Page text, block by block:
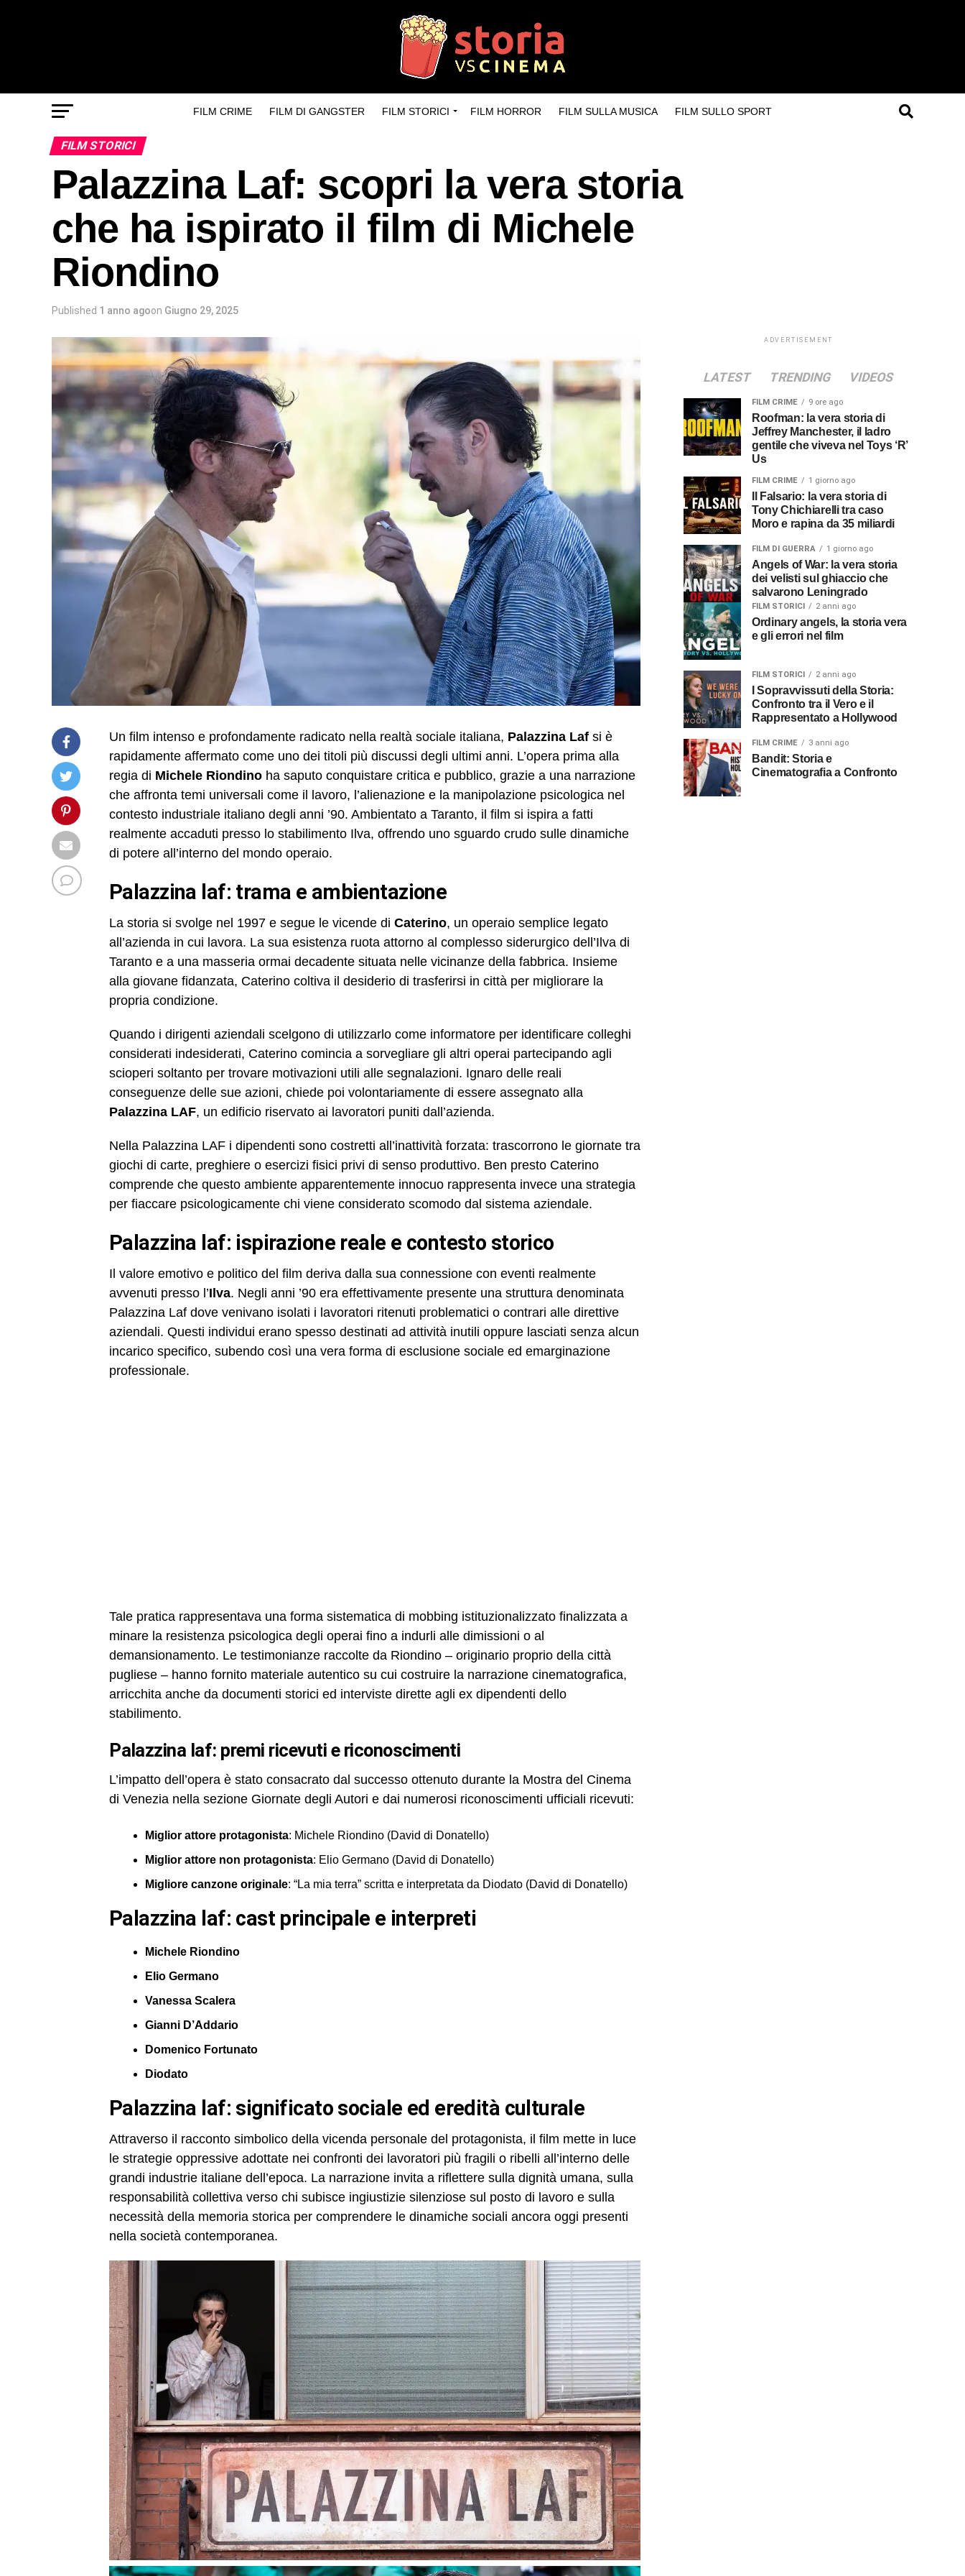
FILM CRIME FILM DI GANGSTER FILM STORICI FILM HORROR FILM SULLA MUSICA FILM SULLO SPORT
FILM STORICI
Palazzina Laf: scopri la vera storia
che ha ispirato il film di Michele
Riondino
Published 1 anno agoon Giugno 29, 2025
Un film intenso e profondamente radicato nella realtà sociale italiana, Palazzina Laf si è
rapidamente affermato come uno dei titoli più discussi degli ultimi anni. L’opera prima alla
regia di Michele Riondino ha saputo conquistare critica e pubblico, grazie a una narrazione
che affronta temi universali come il lavoro, l’alienazione e la manipolazione psicologica nel
contesto industriale italiano degli anni ’90. Ambientato a Taranto, il film si ispira a fatti
realmente accaduti presso lo stabilimento Ilva, offrendo uno sguardo crudo sulle dinamiche
di potere all’interno del mondo operaio.
palazzina laf: trama e ambientazione
La storia si svolge nel 1997 e segue le vicende di Caterino, un operaio semplice legato
all’azienda in cui lavora. La sua esistenza ruota attorno al complesso siderurgico dell’Ilva di
Taranto e a una masseria ormai decadente situata nelle vicinanze della fabbrica. Insieme
alla giovane fidanzata, Caterino coltiva il desiderio di trasferirsi in città per migliorare la
propria condizione.
Quando i dirigenti aziendali scelgono di utilizzarlo come informatore per identificare colleghi
considerati indesiderati, Caterino comincia a sorvegliare gli altri operai partecipando agli
scioperi soltanto per trovare motivazioni utili alle segnalazioni. Ignaro delle reali
conseguenze delle sue azioni, chiede poi volontariamente di essere assegnato alla
Palazzina LAF, un edificio riservato ai lavoratori puniti dall’azienda.
Nella Palazzina LAF i dipendenti sono costretti all’inattività forzata: trascorrono le giornate tra
giochi di carte, preghiere o esercizi fisici privi di senso produttivo. Ben presto Caterino
comprende che questo ambiente apparentemente innocuo rappresenta invece una strategia
per fiaccare psicologicamente chi viene considerato scomodo dal sistema aziendale.
palazzina laf: ispirazione reale e contesto storico
Il valore emotivo e politico del film deriva dalla sua connessione con eventi realmente
avvenuti presso l’Ilva. Negli anni ’90 era effettivamente presente una struttura denominata
Palazzina Laf dove venivano isolati i lavoratori ritenuti problematici o contrari alle direttive
aziendali. Questi individui erano spesso destinati ad attività inutili oppure lasciati senza alcun
incarico specifico, subendo così una vera forma di esclusione sociale ed emarginazione
professionale.
Tale pratica rappresentava una forma sistematica di mobbing istituzionalizzato finalizzata a
minare la resistenza psicologica degli operai fino a indurli alle dimissioni o al
demansionamento. Le testimonianze raccolte da Riondino – originario proprio della città
pugliese – hanno fornito materiale autentico su cui costruire la narrazione cinematografica,
arricchita anche da documenti storici ed interviste dirette agli ex dipendenti dello
stabilimento.
palazzina laf: premi ricevuti e riconoscimenti
L’impatto dell’opera è stato consacrato dal successo ottenuto durante la Mostra del Cinema
di Venezia nella sezione Giornate degli Autori e dai numerosi riconoscimenti ufficiali ricevuti:
Miglior attore protagonista: Michele Riondino (David di Donatello)
Miglior attore non protagonista: Elio Germano (David di Donatello)
Migliore canzone originale: “La mia terra” scritta e interpretata da Diodato (David di Donatello)
palazzina laf: cast principale e interpreti
Michele Riondino
Elio Germano
Vanessa Scalera
Gianni D’Addario
Domenico Fortunato
Diodato
palazzina laf: significato sociale ed eredità culturale
Attraverso il racconto simbolico della vicenda personale del protagonista, il film mette in luce
le strategie oppressive adottate nei confronti dei lavoratori più fragili o ribelli all’interno delle
grandi industrie italiane dell’epoca. La narrazione invita a riflettere sulla dignità umana, sulla
responsabilità collettiva verso chi subisce ingiustizie silenziose sul posto di lavoro e sulla
necessità della memoria storica per comprendere le dinamiche sociali ancora oggi presenti
nella società contemporanea.
ADVERTISEMENT
LATEST TRENDING VIDEOS
FILM CRIME 9 ore ago
Roofman: la vera storia di
Jeffrey Manchester, il ladro
gentile che viveva nel Toys ‘R’
Us
FILM CRIME 1 giorno ago
Tony Chichiarelli tra caso
Moro e rapina da 35 miliardi
FILM DI GUERRA 1 giorno ago
Angels of War: la vera storia
dei velisti sul ghiaccio che
salvarono Leningrado
FILM STORICI 2 anni ago
Ordinary angels, la storia vera
e gli errori nel film
FILM STORICI 2 anni ago
Confronto tra il Vero e il
Rappresentato a Hollywood
FILM CRIME 3 anni ago
Bandit: Storia e
Cinematografia a Confronto